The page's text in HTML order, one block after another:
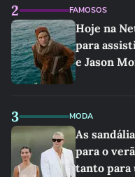
2 FAMOSOS
Hoje na
para
e Jason
3 MODA
As
para o
tanto para